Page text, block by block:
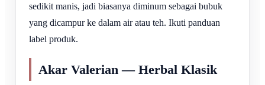
sedikit manis, jadi biasanya diminum sebagai bubuk
yang dicampur ke dalam air atau teh. Ikuti panduan
label produk.
Akar Valerian — Herbal Klasik